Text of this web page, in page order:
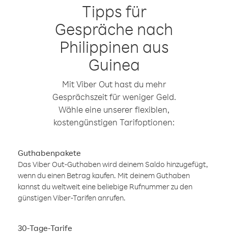
Tipps für
Gespräche nach
Philippinen aus
Guinea
Mit Viber Out hast du mehr
Gesprächszeit für weniger Geld.
Wähle eine unserer flexiblen,
kostengünstigen Tarifoptionen:
Guthabenpakete
Das Viber Out-Guthaben wird deinem Saldo hinzugefügt,
wenn du einen Betrag kaufen. Mit deinem Guthaben
kannst du weltweit eine beliebige Rufnummer zu den
günstigen Viber-Tarifen anrufen.
30-Tage-Tarife